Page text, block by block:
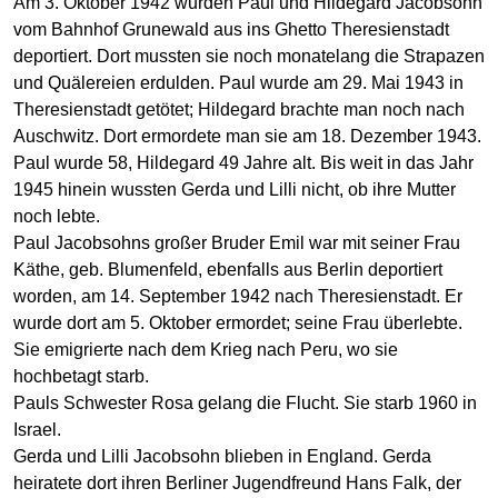
vom Bahnhof Grunewald aus ins Ghetto Theresienstadt
deportiert. Dort mussten sie noch monatelang die Strapazen
und Quälereien erdulden. Paul wurde am 29. Mai 1943 in
Theresienstadt getötet; Hildegard brachte man noch nach
Auschwitz. Dort ermordete man sie am 18. Dezember 1943.
Paul wurde 58, Hildegard 49 Jahre alt. Bis weit in das Jahr
1945 hinein wussten Gerda und Lilli nicht, ob ihre Mutter
noch lebte.
Paul Jacobsohns großer Bruder Emil war mit seiner Frau
Käthe, geb. Blumenfeld, ebenfalls aus Berlin deportiert
worden, am 14. September 1942 nach Theresienstadt. Er
wurde dort am 5. Oktober ermordet; seine Frau überlebte.
Sie emigrierte nach dem Krieg nach Peru, wo sie
hochbetagt starb.
Pauls Schwester Rosa gelang die Flucht. Sie starb 1960 in
Israel.
Gerda und Lilli Jacobsohn blieben in England. Gerda
heiratete dort ihren Berliner Jugendfreund Hans Falk, der